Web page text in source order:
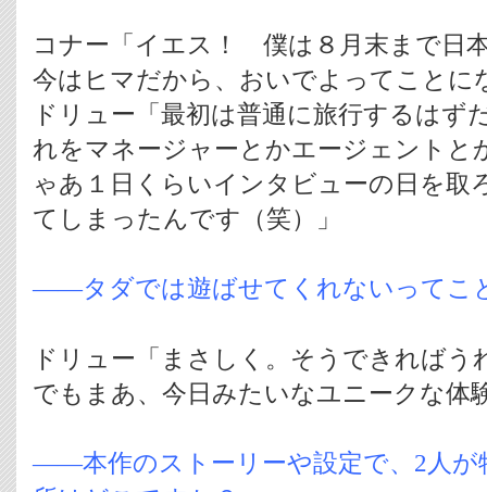
コナー「イエス！ 僕は８月末まで日
今はヒマだから、おいでよってことに
ドリュー「最初は普通に旅行するはず
れをマネージャーとかエージェントと
ゃあ１日くらいインタビューの日を取
てしまったんです（笑）」
――タダでは遊ばせてくれないってこ
ドリュー「まさしく。そうできればう
でもまあ、今日みたいなユニークな体
――本作のストーリーや設定で、2人が